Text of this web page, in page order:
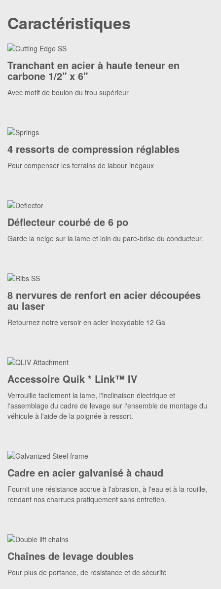
Caractéristiques
Tranchant en acier à haute teneur en
carbone 1/2" x 6"
Avec motif de boulon du trou supérieur
4 ressorts de compression réglables
Pour compenser les terrains de labour inégaux
Déflecteur courbé de 6 po
Garde la neige sur la lame et loin du pare-brise du conducteur.
8 nervures de renfort en acier découpées
au laser
Retournez notre versoir en acier inoxydable 12 Ga
Accessoire Quik * Link™ IV
Verrouille facilement la lame, l'inclinaison électrique et
l'assemblage du cadre de levage sur l'ensemble de montage du
véhicule à l'aide de la poignée à ressort.
Cadre en acier galvanisé à chaud
Fournit une résistance accrue à l'abrasion, à l'eau et à la rouille,
rendant nos charrues pratiquement sans entretien.
Chaînes de levage doubles
Pour plus de portance, de résistance et de sécurité